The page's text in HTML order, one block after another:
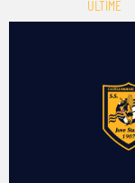
ULTIME